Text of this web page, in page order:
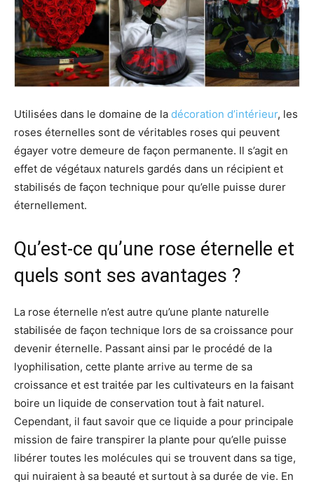
Utilisées dans le domaine de la décoration d’intérieur, les
roses éternelles sont de véritables roses qui peuvent
égayer votre demeure de façon permanente. Il s’agit en
effet de végétaux naturels gardés dans un récipient et
stabilisés de façon technique pour qu’elle puisse durer
éternellement.
Qu’est-ce qu’une rose éternelle et
quels sont ses avantages ?
La rose éternelle n’est autre qu’une plante naturelle
stabilisée de façon technique lors de sa croissance pour
devenir éternelle. Passant ainsi par le procédé de la
lyophilisation, cette plante arrive au terme de sa
croissance et est traitée par les cultivateurs en la faisant
boire un liquide de conservation tout à fait naturel.
Cependant, il faut savoir que ce liquide a pour principale
mission de faire transpirer la plante pour qu’elle puisse
libérer toutes les molécules qui se trouvent dans sa tige,
qui nuiraient à sa beauté et surtout à sa durée de vie. En